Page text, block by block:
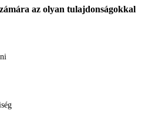
az olyan tulajdonságokkal